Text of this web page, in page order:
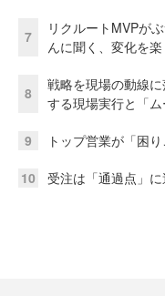
7
リクルートMVPが
んに聞く、変化を
8
戦略を現場の動線
する現場実行と「
9 トップ営業が「困
10 受注は「通過点」